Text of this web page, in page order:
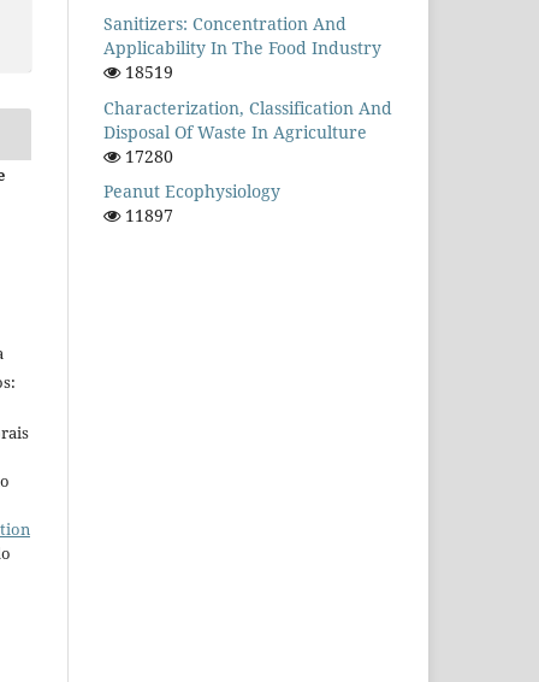
Sanitizers: Concentration And
Applicability In The Food Industry
18519
Characterization, Classification And
Disposal Of Waste In Agriculture
17280
Peanut Ecophysiology
11897